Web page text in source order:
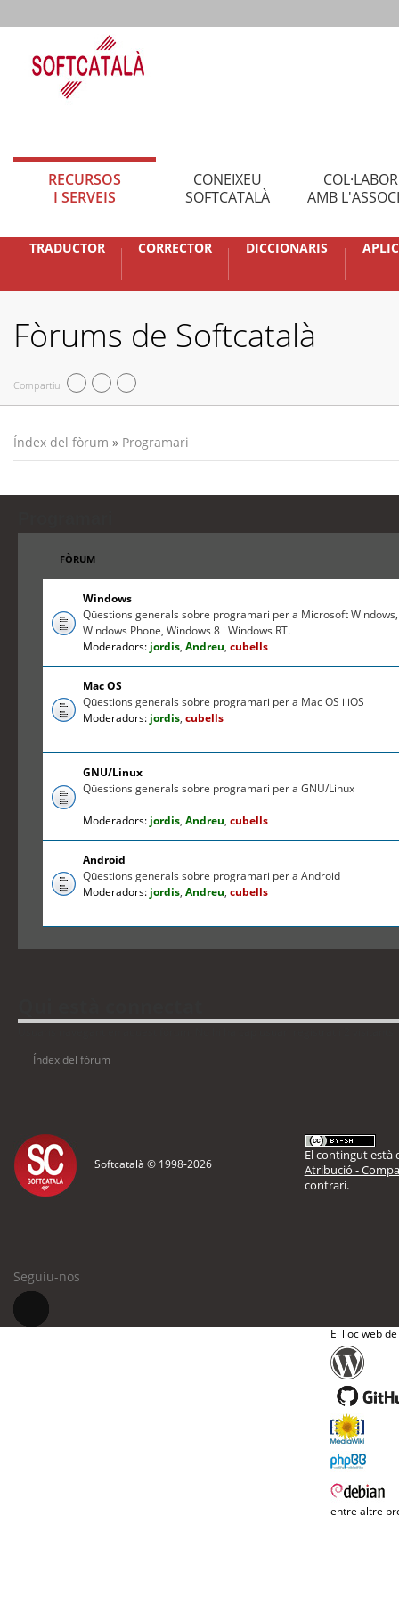
RECURSOS
I SERVEIS
CONEIXEU
SOFTCATALÀ
AMB
TRADUCTOR CORRECTOR DICCIONARIS
Fòrums de Softcatalà
Compartiu
Índex del fòrum » Programari
FÒRUM
Windows
Qüestions generals sobre programari per a Microsoft Windows,
Windows Phone, Windows 8 i Windows RT.
Moderadors: jordis,Andreu,cubells
Mac OS
Qüestions generals sobre programari per a Mac OS i iOS
Moderadors: jordis,cubells
GNU/Linux
Qüestions generals sobre programari per a GNU/Linux
Moderadors: jordis,Andreu,cubells
Android
Qüestions generals sobre programari per a Android
Moderadors: jordis,Andreu,cubells
Índex del fòrum
Softcatalà © 1998-2026
El contingut està
Atribució -
contrari.
Seguiu-nos
El lloc web
entre altre